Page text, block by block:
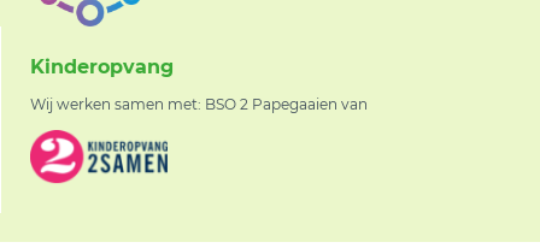
Kinderopvang
Wij werken samen met: BSO 2 Papegaaien van